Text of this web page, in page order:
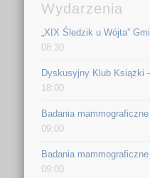
Wydarzenia
„XIX Śledzik u Wójta”
08:30
Dyskusyjny Klub Książki
18:00
Badania
09:00
Badania
09:00